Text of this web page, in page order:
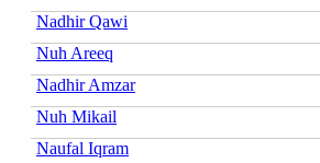
Nadhir Qawi
Nuh Areeq
Nadhir Amzar
Nuh Mikail
Naufal Iqram